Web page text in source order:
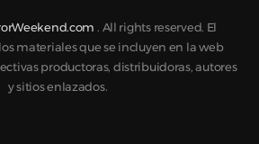
. All rights reserved. El
materiales que se incluyen en la web
productoras, distribuidoras, autores
y sitios enlazados.